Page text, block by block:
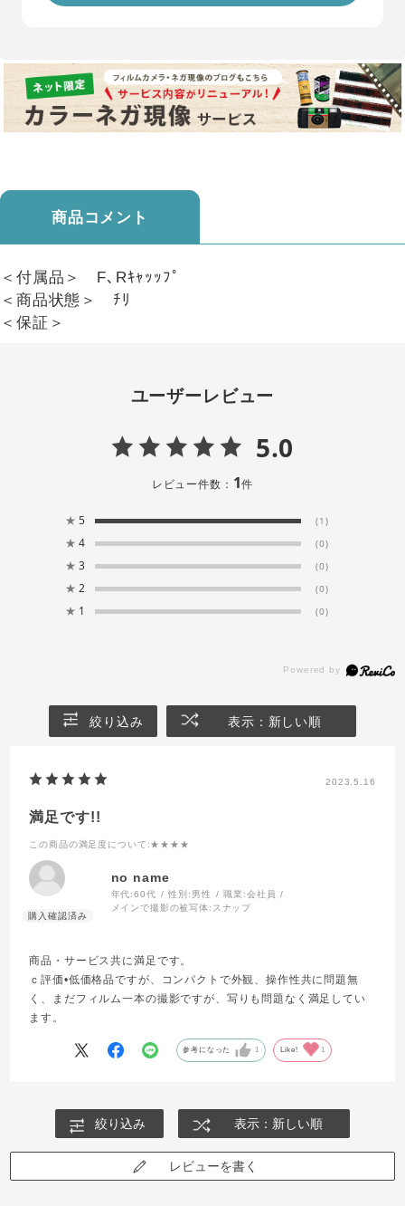
商品コメント
＜付属品＞ F､Rｷｬｯｯﾌﾟ
＜商品状態＞ ﾁﾘ
＜保証＞
ユーザーレビュー
5.0
レビュー件数： 1件
★ 5 (1)
★ 4 (0)
★ 3 (0)
★ 2 (0)
★ 1 (0)
絞り込み 表示：新しい順
2023.5.16
満足です!!
この商品の満足度について :★★★★
no name
年代:60代 性別: 男性 職業:会社員
メインで撮影の被写体: スナップ
商品・サービス共に満足です。
ｃ評価•低価格品ですが、コンパクトで外観、操作性共に問題無
く、まだフィルム一本の撮影ですが、写りも問題なく満足してい
ます。
参考になった 1 Like! 1
絞り込み 表示：新しい順
レビューを書く